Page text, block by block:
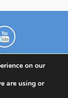
on our
are using or